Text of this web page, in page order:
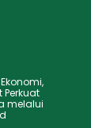
Perkuat
melalui